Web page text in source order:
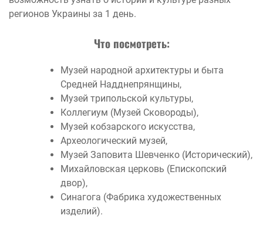
регионов Украины за 1 день.
Что посмотреть:
Музей народной архитектуры и быта
Средней Надднепрянщины,
Музей трипольской культуры,
Коллегиум (Музей Сковороды),
Музей кобзарского искусства,
Археологический музей,
Музей Заповита Шевченко (Исторический),
Михайловская церковь (Епископский
двор),
Синагога (Фабрика художественных
изделий).